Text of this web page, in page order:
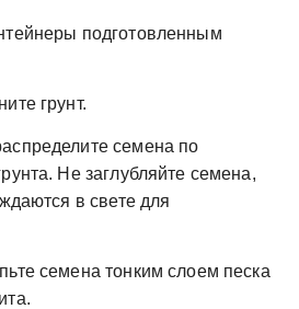
подготовленным
грунт.
семена по
Не заглубляйте семена,
в свете для
семена тонким слоем песка